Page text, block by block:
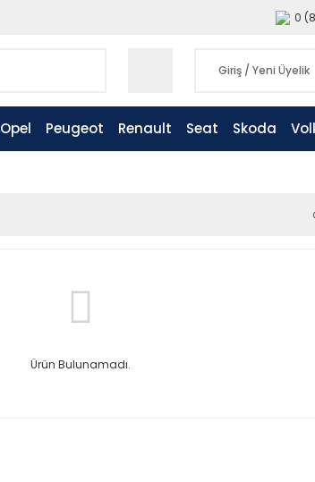
0
Giriş / Yeni Üyelik
Opel Peugeot Renault Seat Skoda
Ürün Bulunamadı.